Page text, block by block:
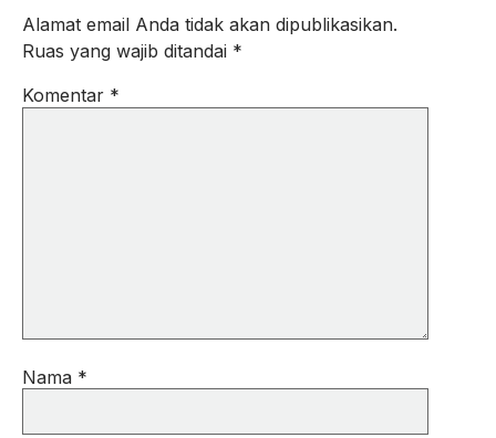
Alamat email Anda tidak akan dipublikasikan.
Ruas yang wajib ditandai *
Komentar *
Nama *